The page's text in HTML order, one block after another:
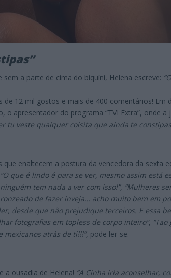
sem a parte de cima do biquíni, Helena escreve:
de 12 mil gostos e mais de 400 comentários! Em
o apresentador do programa “TVI Extra”, onde a
tu veste qualquer coisita que ainda te
enaltecem a postura da vencedora da sexta
“O que é lindo é para se ver, mesmo assim está
tem nada a ver com isso!”, “Mulheres
de fazer inveja… acho muito bem em
desde que não prejudique terceiros. E essa
fotografias em topless de corpo inteiro”,
mexicanos atrás de ti!!!”, pode ler-se.
a ousadia de Helena! “A Cinha iria aconselhar,